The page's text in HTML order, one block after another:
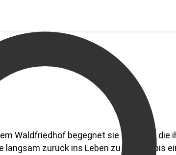
Waldfriedhof begegnet sie Geistern, die
zurück ins Leben zu holen – bis